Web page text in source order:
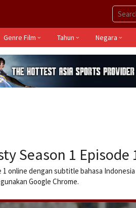
Genre Film Tahun Negara
Season 1 Episode
online dengan subtitle bahasa
Google Chrome.